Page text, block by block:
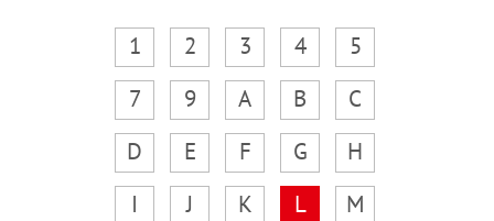
1 2 3 4
5
7
9 A B
C
D
E F G
H
I
J K L
M